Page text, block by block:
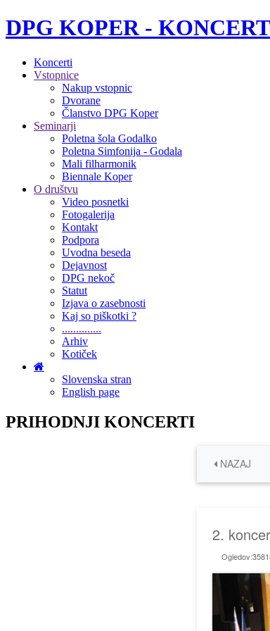
DPG KOPER -
Koncerti
Vstopnice
Nakup vstopnic
Dvorane
Članstvo DPG Koper
Seminarji
Poletna šola Godalko
Poletna Simfonija - Godala
Mali filharmonik
Biennale Koper
O društvu
Video posnetki
Fotogalerija
Kontakt
Podpora
Uvodna beseda
Dejavnost
DPG nekoč
Statut
Izjava o zasebnosti
Kaj so piškotki ?
..............
Arhiv
Kotiček
Slovenska stran
English page
PRIHODNJI KONCERTI
NAZAJ
2.